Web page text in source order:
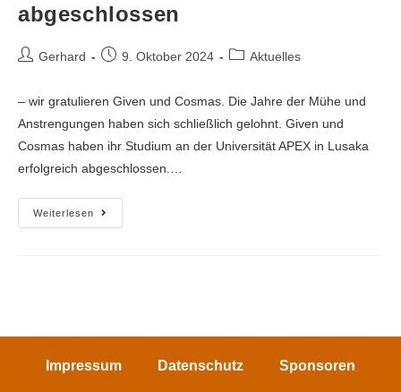
abgeschlossen
Gerhard 9. Oktober 2024 Aktuelles
– wir gratulieren Given und Cosmas. Die Jahre der Mühe und
Anstrengungen haben sich schließlich gelohnt. Given und
Cosmas haben ihr Studium an der Universität APEX in Lusaka
erfolgreich abgeschlossen.…
Weiterlesen
Impressum Datenschutz Sponsoren